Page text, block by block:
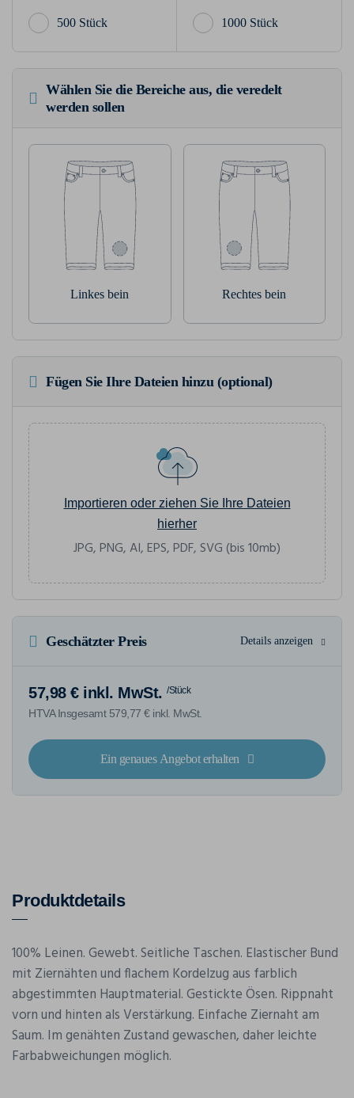
500 Stück 1000 Stück
Wählen Sie die Bereiche aus, die veredelt
werden sollen
Linkes bein Rechtes bein
Fügen Sie Ihre Dateien hinzu (optional)
Importieren oder ziehen Sie Ihre Dateien
hierher
JPG, PNG, AI, EPS, PDF, SVG (bis 10mb)
Geschätzter Preis Details anzeigen
57,98 € inkl. MwSt. /Stück
HTVA Insgesamt 579,77 € inkl. MwSt.
Ein genaues Angebot erhalten
Produktdetails
100% Leinen. Gewebt. Seitliche Taschen. Elastischer Bund
mit Ziernähten und flachem Kordelzug aus farblich
abgestimmten Hauptmaterial. Gestickte Ösen. Rippnaht
vorn und hinten als Verstärkung. Einfache Ziernaht am
Saum. Im genähten Zustand gewaschen, daher leichte
Farbabweichungen möglich.